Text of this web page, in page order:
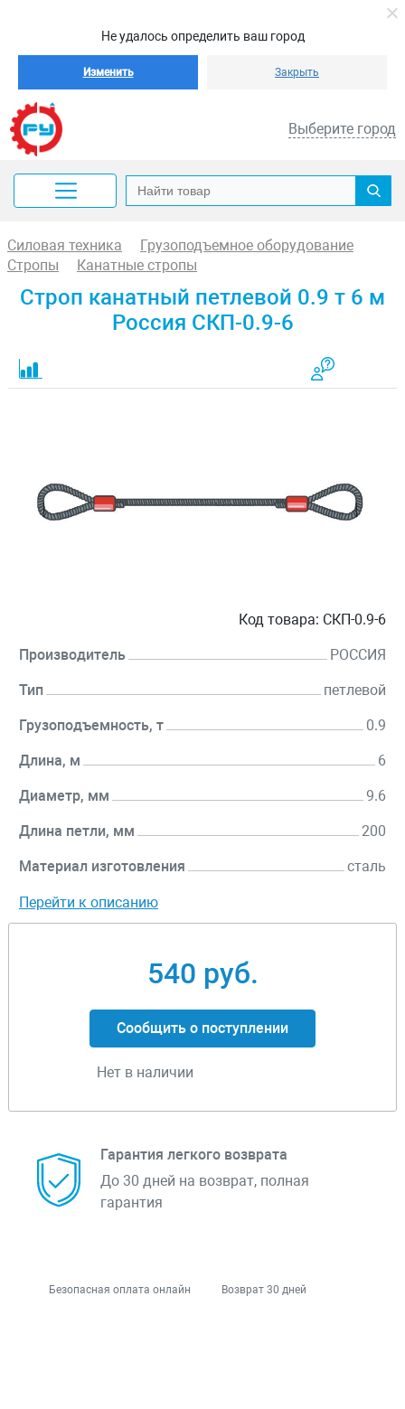
Не удалось определить ваш город
Изменить Закрыть
Выберите город
Силовая техника
Грузоподъемное оборудование
Стропы
Канатные стропы
Строп канатный петлевой 0.9 т 6 м
Россия СКП-0.9-6
Код товара: СКП-0.9-6
Производитель РОССИЯ
Тип петлевой
Грузоподъемность, т 0.9
Длина, м 6
Диаметр, мм 9.6
Длина петли, мм 200
Материал изготовления сталь
Перейти к описанию
540 руб.
Сообщить о поступлении
Нет в наличии
Гарантия легкого возврата
До 30 дней на возврат, полная
гарантия
Безопасная оплата онлайн Возврат 30 дней